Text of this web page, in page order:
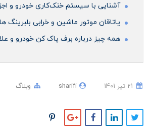
آشنایی با سیستم خنک‌کاری خودرو و
ياتاقان موتور ماشین و خرابی بلبرینگ ها
همه چیز درباره برف پاک کن خودرو و
sharifi وبلاگ